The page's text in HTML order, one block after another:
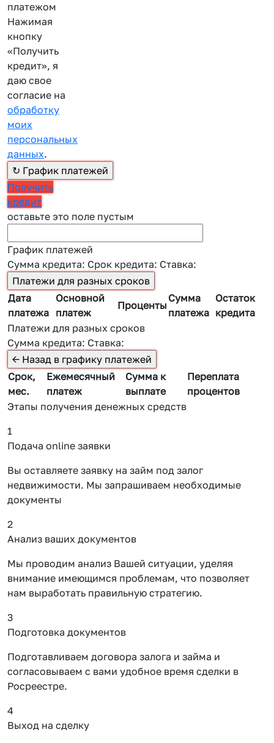
платежом
Нажимая
кнопку
«Получить
кредит», я
даю свое
согласие на
обработку
моих
персональных
данных.
Получить
кредит
оставьте это поле пустым
График платежей
Сумма кредита: Срок кредита: Ставка:
Дата
платежа
Основной
платеж
Проценты
Сумма
платежа
Остаток
кредита
Платежи для разных сроков
Сумма кредита: Ставка:
Срок,
мес.
Ежемесячный
платеж
Сумма к
выплате
Переплата
процентов
Этапы получения денежных средств
1
Подача online заявки
Вы оставляете заявку на займ под залог
недвижимости. Мы запрашиваем необходимые
документы
2
Анализ ваших документов
Мы проводим анализ Вашей ситуации, уделяя
внимание имеющимся проблемам, что позволяет
нам выработать правильную стратегию.
3
Подготовка документов
Подготавливаем договора залога и займа и
согласовываем с вами удобное время сделки в
Росреестре.
4
Выход на сделку